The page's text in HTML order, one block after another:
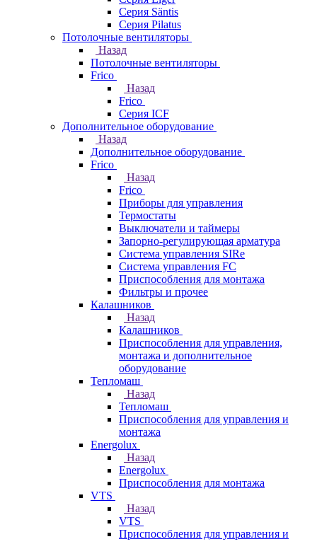
Серия Säntis
Серия Pilatus
Потолочные вентиляторы
Назад
Потолочные вентиляторы
Frico
Назад
Frico
Серия ICF
Дополнительное оборудование
Назад
Дополнительное оборудование
Frico
Назад
Frico
Приборы для управления
Термостаты
Выключатели и таймеры
Запорно-регулирующая арматура
Система управления SIRe
Система управления FC
Приспособления для монтажа
Фильтры и прочее
Калашников
Назад
Калашников
Приспособления для управления,
монтажа и дополнительное
оборудование
Тепломаш
Назад
Тепломаш
Приспособления для управления и
монтажа
Energolux
Назад
Energolux
Приспособления для монтажа
VTS
Назад
VTS
Приспособления для управления и